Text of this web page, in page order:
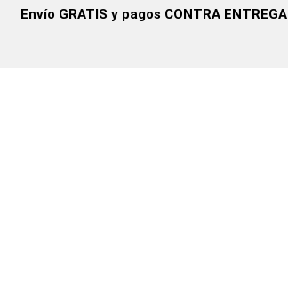
Envío GRATIS y pagos CONTRA ENTREGA